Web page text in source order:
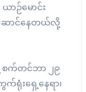
ာဉ်မောင်း
ောင်နေတယ်လို့
စက်တင်ဘာ ၂၉
ရုံးရှေ့နေရာ၊